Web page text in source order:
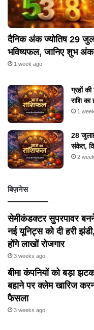
दैनिक अंक ज्योतिष 29
भविष्यफल, जानिए शुभ
1 week ago
ग्रहों
राशि का
1
28
संकेत,
2
बिज़नेस
सेमीकंडक्टर सुपरपावर
नई यूनिट्स को दी हरी
होंगे लाखों रोजगार
3 weeks ago
बीमा कंपनियों को बड़ा
बहाने पर क्लेम खारिज
फैसला
3 weeks ago